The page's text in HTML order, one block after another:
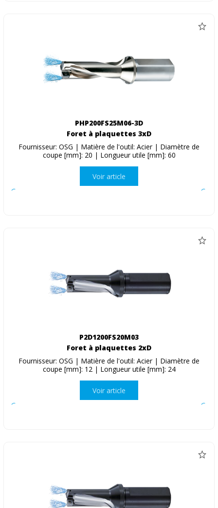
PHP200FS25M06-3D
Foret à plaquettes 3xD
Fournisseur: OSG | Matière de l'outil: Acier | Diamètre de
coupe [mm]: 20 | Longueur utile [mm]: 60
Voir article
P2D1200FS20M03
Foret à plaquettes 2xD
Fournisseur: OSG | Matière de l'outil: Acier | Diamètre de
coupe [mm]: 12 | Longueur utile [mm]: 24
Voir article